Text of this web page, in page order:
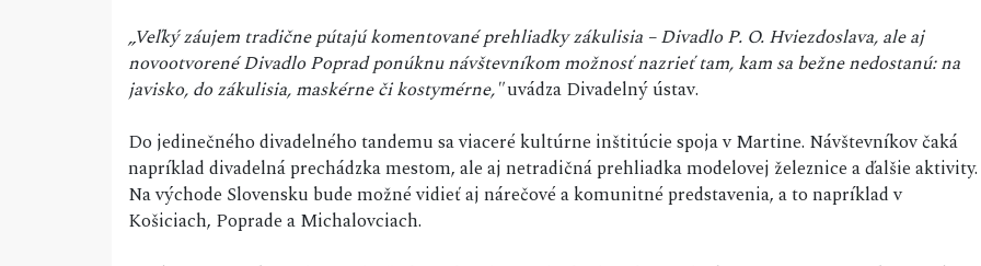
„Veľký záujem tradične pútajú komentované prehliadky zákulisia – Divadlo P. O. Hviezdoslava, ale aj
novootvorené Divadlo Poprad ponúknu návštevníkom možnosť nazrieť tam, kam sa bežne nedostanú: na
javisko, do zákulisia, maskérne či kostymérne,"uvádza Divadelný ústav.
Do jedinečného divadelného tandemu sa viaceré kultúrne inštitúcie spoja v Martine. Návštevníkov čaká
napríklad divadelná prechádzka mestom, ale aj netradičná prehliadka modelovej železnice a ďalšie aktivity.
Na východe Slovensku bude možné vidieť aj nárečové a komunitné predstavenia, a to napríklad v
Košiciach, Poprade a Michalovciach.